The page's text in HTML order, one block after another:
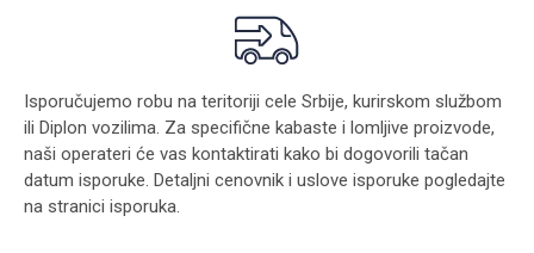
Isporučujemo robu na teritoriji cele Srbije, kurirskom službom
ili Diplon vozilima. Za specifične kabaste i lomljive proizvode,
naši operateri će vas kontaktirati kako bi dogovorili tačan
datum isporuke. Detaljni cenovnik i uslove isporuke pogledajte
na stranici isporuka.